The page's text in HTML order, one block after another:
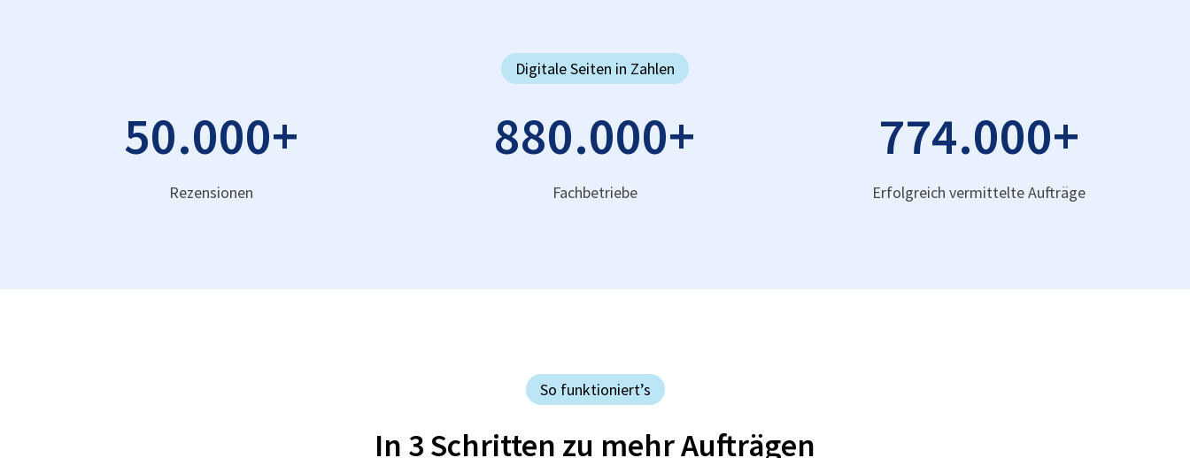
Digitale Seiten in Zahlen
50.000+
Rezensionen
880.000+
Fachbetriebe
774.000+
Erfolgreich vermittelte Aufträge
So funktioniert’s
In 3 Schritten zu mehr Aufträgen